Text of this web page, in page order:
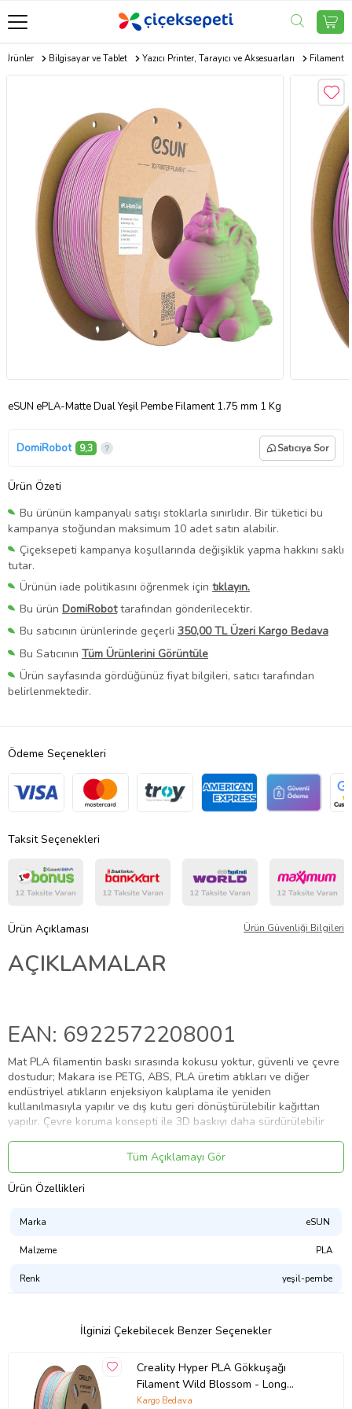
Ürünler Bilgisayar ve Tablet Yazıcı Printer, Tarayıcı ve Aksesuarları Filament
eSUN ePLA-Matte Dual Yeşil Pembe Filament 1.75 mm 1 Kg
DomiRobot 9,3 Satıcıya Sor
Ürün Özeti
Bu ürünün kampanyalı satışı stoklarla sınırlıdır. Bir tüketici bu
kampanya stoğundan maksimum 10 adet satın alabilir.
Çiçeksepeti kampanya koşullarında değişiklik yapma hakkını saklı
tutar.
Ürünün iade politikasını öğrenmek için tıklayın.
Bu ürün DomiRobottarafından gönderilecektir.
Bu satıcının ürünlerinde geçerli 350,00 TL Üzeri Kargo Bedava
Bu Satıcının Tüm Ürünlerini Görüntüle
Ürün sayfasında gördüğünüz fiyat bilgileri, satıcı tarafından
belirlenmektedir.
Ödeme Seçenekleri
Taksit Seçenekleri
Ürün Açıklaması Ürün Güvenliği Bilgileri
AÇIKLAMALAR
EAN: 6922572208001
Mat PLA filamentin baskı sırasında kokusu yoktur, güvenli ve çevre
dostudur; Makara ise PETG, ABS, PLA üretim atıkları ve diğer
endüstriyel atıkların enjeksiyon kalıplama ile yeniden
kullanılmasıyla yapılır ve dış kutu geri dönüştürülebilir kağıttan
yapılır. Çevre koruma konsepti ile 3D baskıyı daha sürdürülebilir
çizgileri göstermez; Filamentin kırılması kolay değildir, bu da
baskının tıkanmadan uzun süre pürüzsüz olmasını sağlar. PLA mat
filament, erken konsept modeller ve hızlı prototipleme için
kullanılabilir. Düşük yoğunluklu, ePLA-Mat tek rulo sarf
fazladır.
Pla sertleştirilmiş ve kırılması zor, normal pladan daha yüksektir.
Geri dönüştürülebilir makaralar ve dış kutular oluşturmak için atık
Hammadde, kullanımı güvenli mısır tanelerinden rafine edilmiştir.
Uygulama alanları; günlük aksesuarlar, dekorasyon oyuncakları,
heykeller vb.
Tüm Açıklamayı Gör
Ürün Özellikleri
Marka eSUN
Malzeme PLA
Renk yeşil-pembe
İlginizi Çekebilecek Benzer Seçenekler
Creality Hyper PLA Gökkuşağı
Filament Wild Blossom - Long
1.75mm 1kg
Kargo Bedava